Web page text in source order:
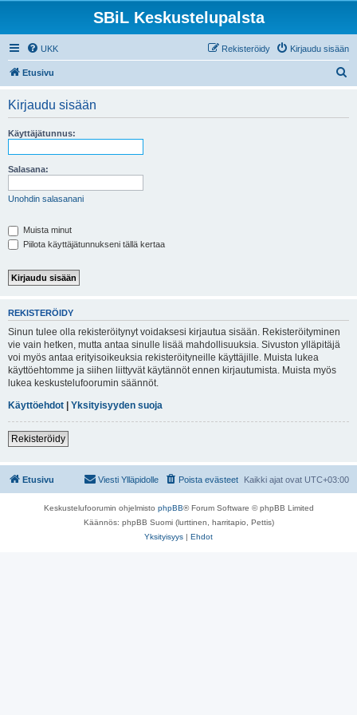
SBiL Keskustelupalsta
UKK Kirjaudu sisään
Rekisteröidy
Etusivu
Kirjaudu sisään
Käyttäjätunnus:
Salasana:
Unohdin salasanani
Muista minut
Piilota käyttäjätunnukseni tällä kertaa
REKISTERÖIDY
Sinun tulee olla rekisteröitynyt voidaksesi kirjautua sisään. Rekisteröityminen
vie vain hetken, mutta antaa sinulle lisää mahdollisuuksia. Sivuston ylläpitäjä
voi myös antaa erityisoikeuksia rekisteröityneille käyttäjille. Muista lukea
käyttöehtomme ja siihen liittyvät käytännöt ennen kirjautumista. Muista myös
lukea keskustelufoorumin säännöt.
Käyttöehdot | Yksityisyyden suoja
Rekisteröidy
Etusivu Kaikki ajat ovat UTC+03:00
Poista evästeet
Viesti Ylläpidolle
Keskustelufoorumin ohjelmisto phpBB® Forum Software © phpBB Limited
Käännös: phpBB Suomi (lurttinen, harritapio, Pettis)
Yksityisyys | Ehdot